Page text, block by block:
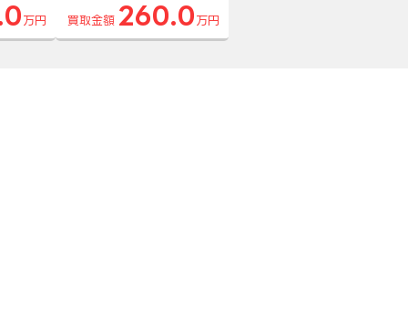
万円 買取金額 260.0 万円